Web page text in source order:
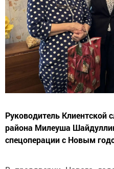
Руководитель Клиентской
района Милеуша
спецоперации с Новым